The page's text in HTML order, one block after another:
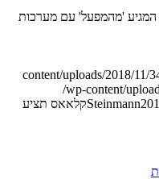
'מהמפעל' עם מערכות
content/uploads/
/wp-content/
קלאאס תציע